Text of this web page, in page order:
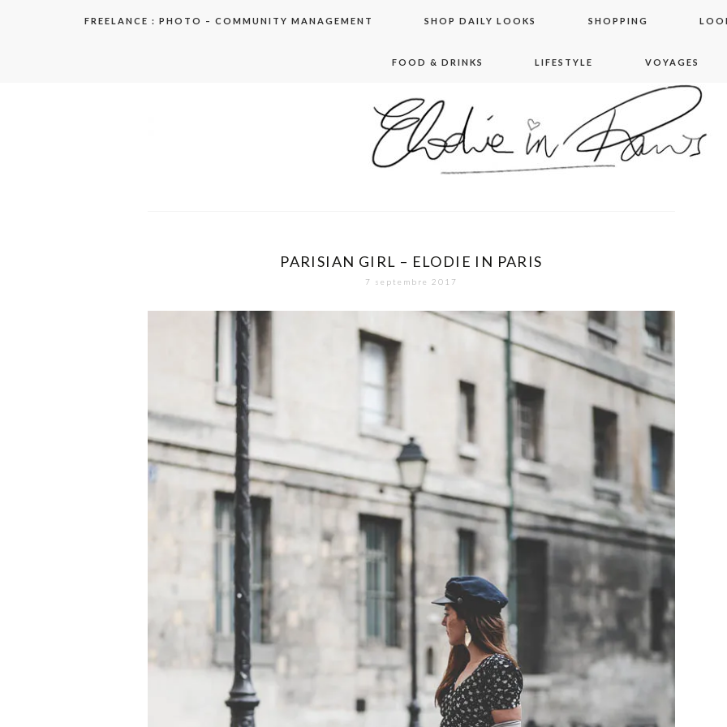
FREELANCE : PHOTO – COMMUNITY MANAGEMENT SHOP DAILY LOOKS SHOPPING
FOOD & DRINKS LIFESTYLE VOYAGES
elodie in paris
PARISIAN GIRL – ELODIE IN PARIS
7 septembre 2017